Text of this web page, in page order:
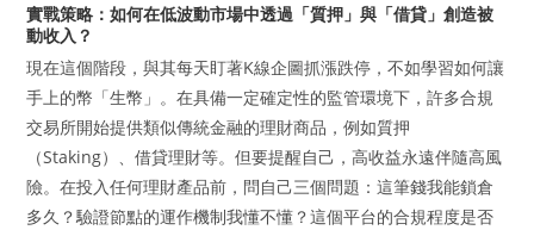
實戰策略：如何在低波動市場中透過「質押」與「借貸」創造被
動收入？
現在這個階段，與其每天盯著K線企圖抓漲跌停，不如學習如何讓
手上的幣「生幣」。在具備一定確定性的監管環境下，許多合規
交易所開始提供類似傳統金融的理財商品，例如質押
（Staking）、借貸理財等。但要提醒自己，高收益永遠伴隨高風
險。在投入任何理財產品前，問自己三個問題：這筆錢我能鎖倉
多久？驗證節點的運作機制我懂不懂？這個平台的合規程度是否